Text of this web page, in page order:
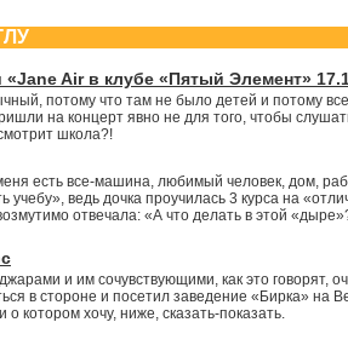
Air в клубе «Пятый Элемент»
потому что там не было детей и потому
на концерт явно не для того, чтобы
школа?!
есть все-машина, любимый человек, дом,
ведь дочка проучилась 3 курса на
отвечала: «А что делать в этой
и им сочувствующими, как это говорят,
в стороне и посетил заведение «Бирка» на
котором хочу, ниже, сказать-показать.